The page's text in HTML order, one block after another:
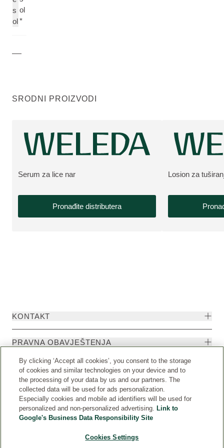
s
ol
ol
*
SRODNI PROIZVODI
VIŠE O PROIZVODU:
Serum za lice nar
Pronađite distributera
VIŠE O
Losion za
KONTAKT
PRAVNA OBAVJEŠTENJA
By clicking ‘Accept all cookies’, you consent to the storage
of cookies and similar technologies on your device and to
the processing of your data by us and our partners. The
collected data will be used for ads personalization.
Especially cookies and mobile ad identifiers will be used for
personalized and non-personalized advertising. Link to
Google's Business Data Responsibility Site
Cookies Settings